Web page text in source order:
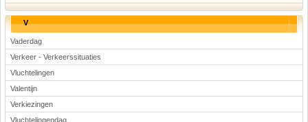
V
Vaderdag
Verkeer - Verkeerssituaties
Vluchtelingen
Valentijn
Verkiezingen
Vluchtelingendag